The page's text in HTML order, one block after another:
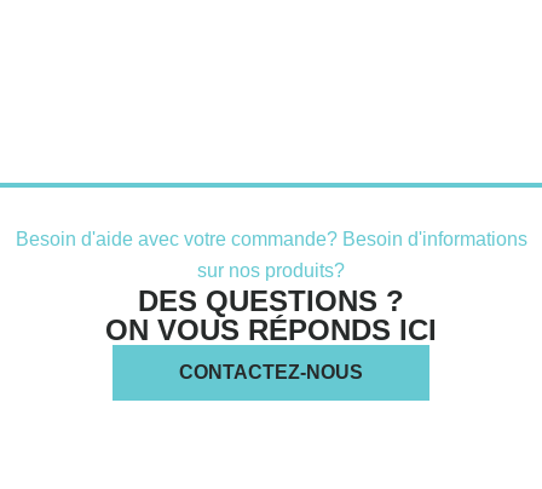
Besoin d'aide avec votre commande? Besoin d'informations
sur nos produits?
DES QUESTIONS ?
ON VOUS RÉPONDS ICI
CONTACTEZ-NOUS